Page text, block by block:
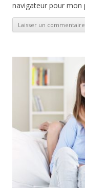
navigateur pour mon